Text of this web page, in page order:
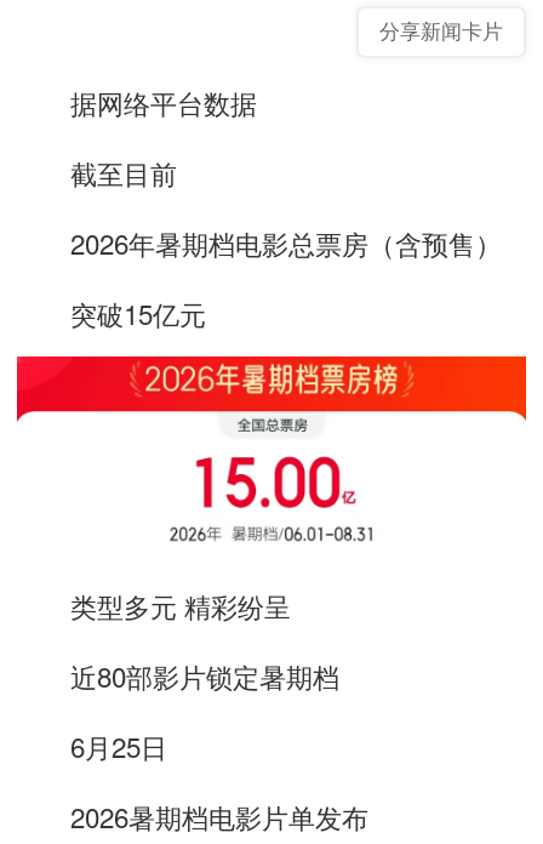
分享新闻卡片
据网络平台数据
截至目前
2026年暑期档电影总票房（含预售）
突破15亿元
类型多元 精彩纷呈
近80部影片锁定暑期档
6月25日
2026暑期档电影片单发布